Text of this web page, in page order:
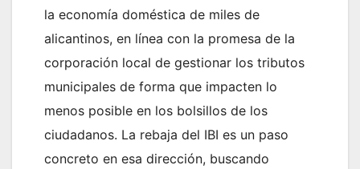
la economía doméstica de miles de
alicantinos, en línea con la promesa de la
corporación local de gestionar los tributos
municipales de forma que impacten lo
menos posible en los bolsillos de los
ciudadanos. La rebaja del IBI es un paso
concreto en esa dirección, buscando